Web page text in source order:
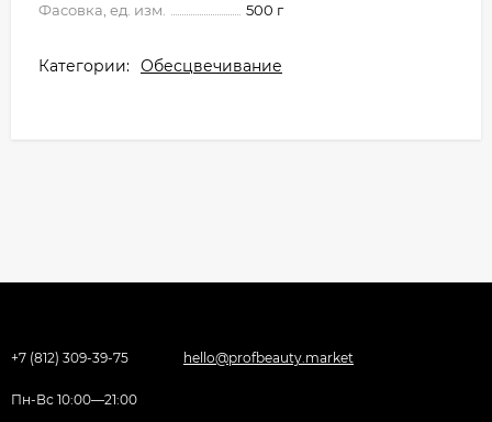
Фасовка, ед. изм.
500 г
Категории: Обесцвечивание
+7 (812) 309-39-75 hello@profbeauty.market
Пн-Вс 10:00—21:00